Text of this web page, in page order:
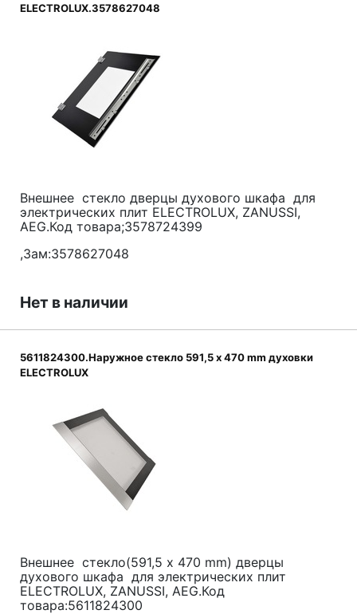
ELECTROLUX.3578627048
Внешнее стекло дверцы духового шкафа для
электрических плит ELECTROLUX, ZANUSSI,
AEG.Код товара;3578724399
,Зам:3578627048
Нет в наличии
5611824300.Наружное стекло 591,5 x 470 mm духовки
ELECTROLUX
Внешнее стекло(591,5 x 470 mm) дверцы
духового шкафа для электрических плит
ELECTROLUX, ZANUSSI, AEG.Код
товара:5611824300